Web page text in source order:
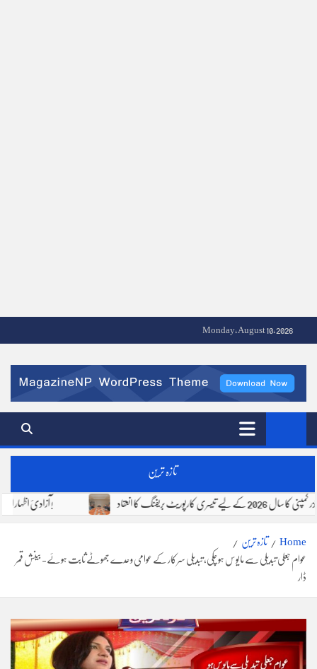
to
تازہ ترین
آزادیٔ اظہار اور ذمہ دار صحافت ! فوجی فرٹیلائزر کمپنی کا سال 2026 کے لیے تیسری کارپوریٹ بریفنگ کا انعقاد
Home تازہ ترین
عوام جعلی تبدیلی سے مایوس ہو چکی، تبدیلی سرکار کے عوامی وعدے جھوٹے ثابت ہوئے- بینش قمر
ڈار